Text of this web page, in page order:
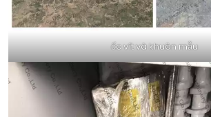
ốc vít và khuôn mẫu